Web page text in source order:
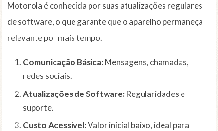
Motorola é conhecida por suas atualizações regulares
de software, o que garante que o aparelho permaneça
relevante por mais tempo.
Comunicação Básica:Mensagens, chamadas,
redes sociais.
Atualizações de Software: Regularidades e
suporte.
Custo Acessível:Valor inicial baixo, ideal para